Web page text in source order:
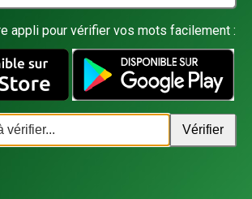
appli pour vérifier vos mots facilement :